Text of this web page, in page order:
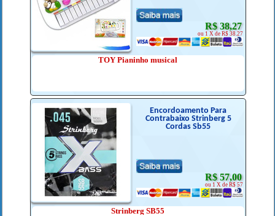
R$ 38,27
ou 1 X de R$ 38.27
TOY Pianinho musical
Encordoamento Para
Contrabaixo Strinberg 5
Cordas Sb55
R$ 57,00
ou 1 X de R$ 57
Strinberg SB55